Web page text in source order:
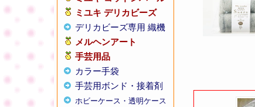
ミユキ デリカビーズ
デリカビーズ専用 織機
メルヘンアート
手芸用品
カラー手袋
手芸用ボンド・接着剤
ホビーケース・透明ケース